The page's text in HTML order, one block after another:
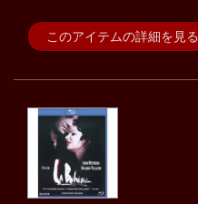
このアイテムの詳細を見る